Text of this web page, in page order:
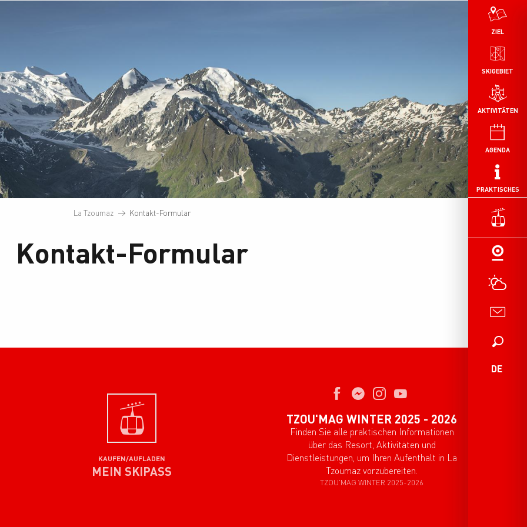
SKIGEBIET
AKTIVITÄTEN
AGENDA
PRAKTISCHES
ZIEL
Suche
DE
La Tzoumaz Kontakt-Formular
Kontakt-Formular
KAUFEN/AUFLADEN
MEIN SKIPASS
TZOU'MAG WINTER 2025 - 2026
Finden Sie alle praktischen Informationen
über das Resort, Aktivitäten und
Dienstleistungen, um Ihren Aufenthalt in La
Tzoumaz vorzubereiten.
TZOU'MAG WINTER 2025-2026